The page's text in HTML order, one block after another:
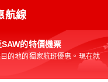
航線
的特價機票
的地的獨家航班優惠。現在就